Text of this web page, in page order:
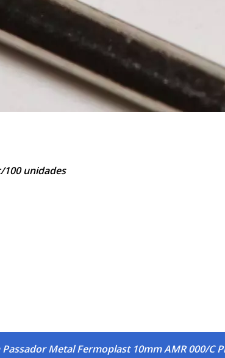
100 unidades
Metal Fermoplast 10mm AMR 000/C